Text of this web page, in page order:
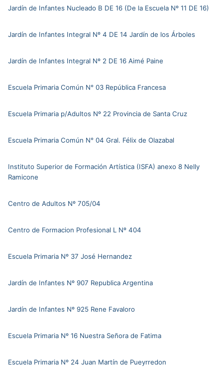
Jardín de Infantes Nucleado B DE 16 (De la Escuela Nº 11 DE 16)
Jardín de Infantes Integral Nº 4 DE 14 Jardín de los Árboles
Jardín de Infantes Integral Nº 2 DE 16 Aimé Paine
Escuela Primaria Común N° 03 República Francesa
Escuela Primaria p/Adultos Nº 22 Provincia de Santa Cruz
Escuela Primaria Común N° 04 Gral. Félix de Olazabal
Instituto Superior de Formación Artística (ISFA) anexo 8 Nelly
Ramicone
Centro de Adultos Nº 705/04
Centro de Formacion Profesional L Nº 404
Escuela Primaria Nº 37 José Hernandez
Jardín de Infantes Nº 907 Republica Argentina
Jardín de Infantes Nº 925 Rene Favaloro
Escuela Primaria Nº 16 Nuestra Señora de Fatima
Escuela Primaria Nº 24 Juan Martín de Pueyrredon